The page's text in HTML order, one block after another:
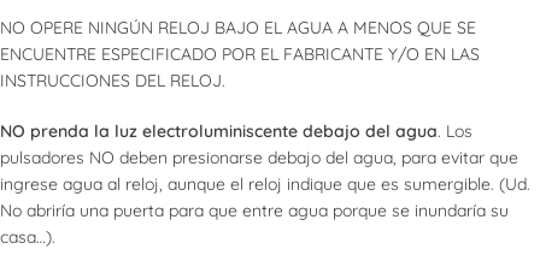
NO OPERE NINGÚN RELOJ BAJO EL AGUA A MENOS QUE SE
ENCUENTRE ESPECIFICADO POR EL FABRICANTE Y/O EN LAS
INSTRUCCIONES DEL RELOJ.
NO prenda la luz electroluminiscente debajo del agua. Los
pulsadores NO deben presionarse debajo del agua, para evitar que
ingrese agua al reloj, aunque el reloj indique que es sumergible. (Ud.
No abriría una puerta para que entre agua porque se inundaría su
casa…).